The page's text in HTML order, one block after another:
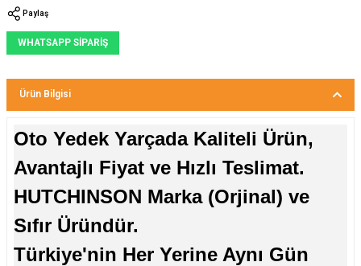
Paylaş
WHATSAPP SİPARİŞ
Ürün Bilgisi
Oto Yedek Yarçada Kaliteli Ürün,
Avantajlı Fiyat ve Hızlı Teslimat.
HUTCHINSON Marka (Orjinal) ve
Sıfır Üründür.
Türkiye'nin Her Yerine Aynı Gün